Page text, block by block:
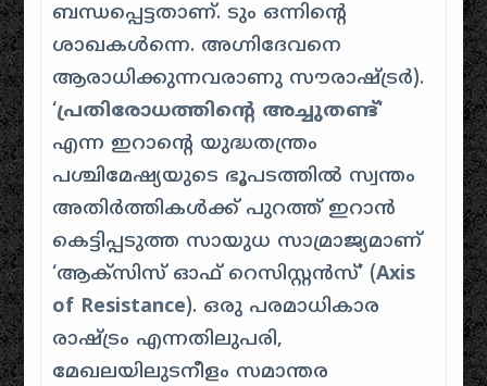
ബന്ധപ്പെട്ടതാണ്. ടും ഒന്നിന്റെ
ശാഖകൾന്നെ. അഗ്നിദേവനെ
ആരാധിക്കുന്നവരാണു സൗരാഷ്ട്രർ).
‘പ്രതിരോധത്തിന്റെ അച്ചുതണ്ട്‘
എന്ന ഇറാന്റെ യുദ്ധതന്ത്രം ​
പശ്ചിമേഷ്യയുടെ ഭൂപടത്തിൽ സ്വന്തം
അതിർത്തികൾക്ക് പുറത്ത് ഇറാൻ
കെട്ടിപ്പടുത്ത സായുധ സാമ്രാജ്യമാണ്
‘ആക്സിസ് ഓഫ് റെസിസ്റ്റൻസ്’ (Axis
of Resistance). ഒരു പരമാധികാര
രാഷ്ട്രം എന്നതിലുപരി,
മേഖലയിലുടനീളം സമാന്തര